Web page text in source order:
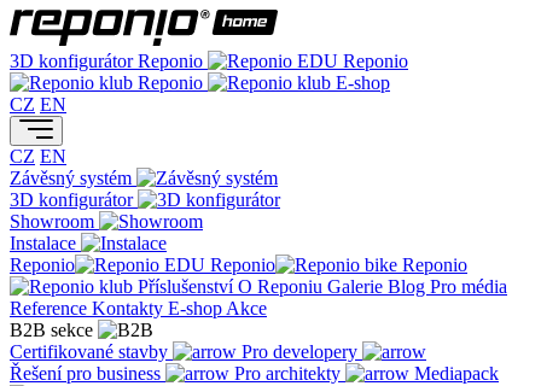
3D konfigurátorReponio
Reponio
Reponio
E-shop
CZ EN
CZ EN
Závěsný systém
3D konfigurátor
Showroom
Instalace
Reponio
Reponio
Reponio
PříslušenstvíO Reponiu Galerie Blog Pro média
Reference Kontakty E-shop Akce
B2B sekce
Certifikované stavby
Pro developery
Řešení pro business
Pro architekty Mediapack